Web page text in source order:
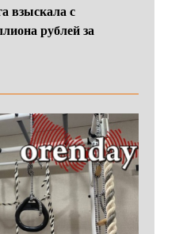
взыскала с
рублей за